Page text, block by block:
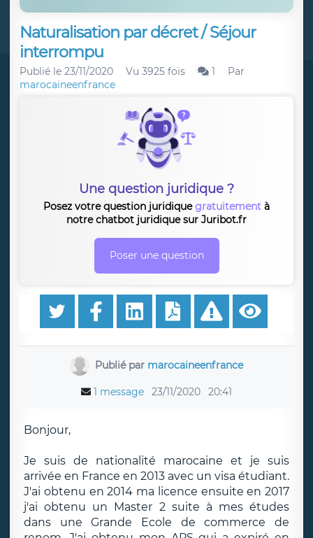
Naturalisation par décret / Séjour
interrompu
Publié le 23/11/2020 Vu 3925 fois 1
Par
marocaineenfrance
Une question juridique ?
Posez votre question juridiquegratuitement à
notre chatbot juridique sur Juribot.fr
Poser une question
Publié par marocaineenfrance
1 message 23/11/2020 20:41
Bonjour,
Je suis de nationalité marocaine et je suis
arrivée en France en 2013 avec un visa étudiant.
J'ai obtenu en 2014 ma licence ensuite en 2017
j'ai obtenu un Master 2 suite à mes études
dans une Grande Ecole de commerce de